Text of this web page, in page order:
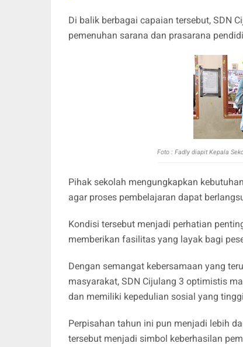
Di balik berbagai capaian tersebut, SDN
pemenuhan sarana dan prasarana
Foto : Fadly diapit Kepala
Pihak sekolah mengungkapkan
agar proses pembelajaran dapat
Kondisi tersebut menjadi perhatian
memberikan fasilitas yang layak bagi
Dengan semangat kebersamaan yang
masyarakat, SDN Cijulang 3 optimistis
dan memiliki kepedulian sosial yang
Perpisahan tahun ini pun menjadi lebih
tersebut menjadi simbol keberhasilan